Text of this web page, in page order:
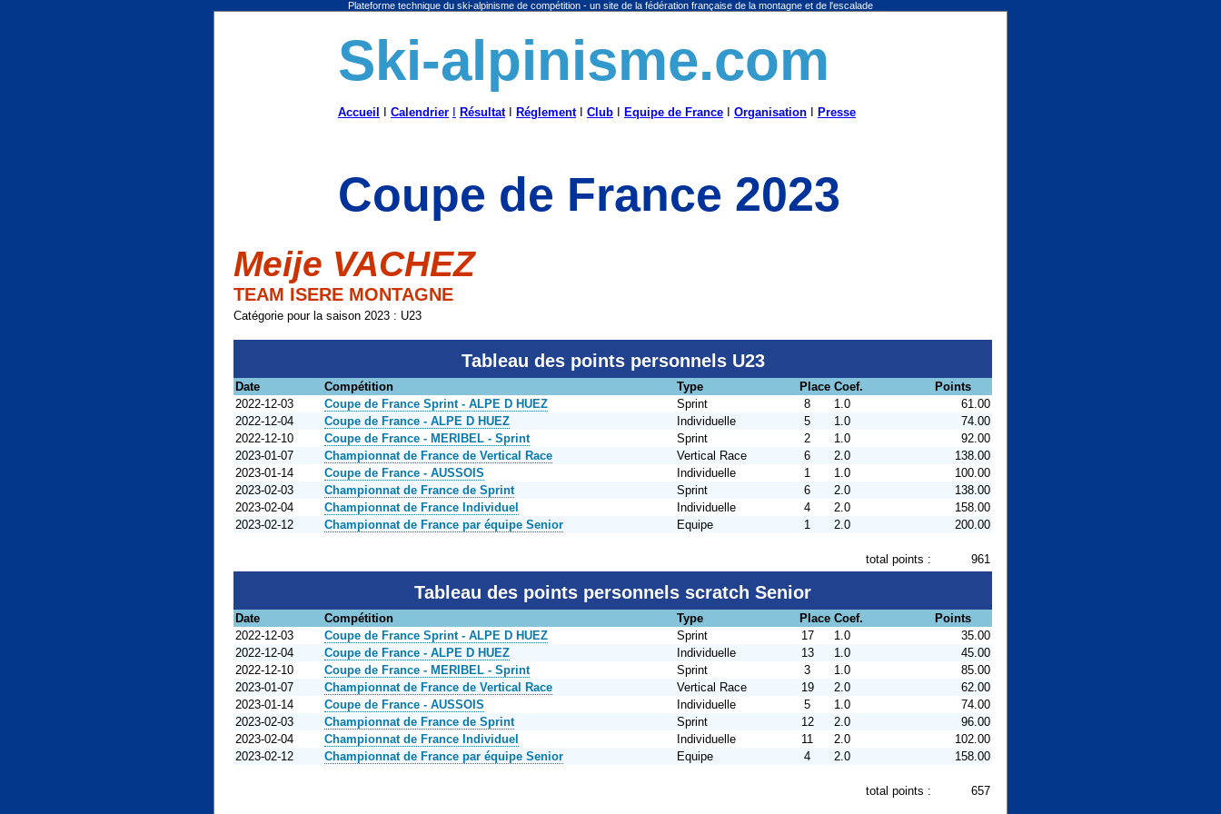
Plateforme technique du ski-alpinisme de compétition - un site de la fédération française de la montagne et de l'escalade
Ski-alpinisme.com
Accueil Calendrier RésultatI RéglementI Club Equipe de France Organisation Presse
Coupe de France 2023
Meije VACHEZ
TEAM ISERE MONTAGNE
Catégorie pour la saison 2023 : U23
Tableau des points personnels U23
Date Compétition Type Place Coef.
Points
2022-12-03
Coupe de France Sprint - ALPE D HUEZ Sprint 8 1.0
61.00
2022-12-04
Coupe de France - ALPE D HUEZ Individuelle 5 1.0
74.00
2022-12-10
Coupe de France - MERIBEL - Sprint Sprint 2 1.0
92.00
2023-01-07
Championnat de France de Vertical Race Vertical Race 6 2.0
138.00
2023-01-14
Coupe de France - AUSSOIS Individuelle 1 1.0
100.00
2023-02-03
Championnat de France de Sprint Sprint 6 2.0
138.00
2023-02-04
Championnat de France Individuel Individuelle 4 2.0
158.00
2023-02-12
Championnat de France par équipe Senior Equipe 1 2.0 200.00
total points : 961
Tableau des points personnels scratch Senior
Date Compétition Type Place Coef.
Points
2022-12-03
Coupe de France Sprint - ALPE D HUEZ Sprint 17 1.0
35.00
2022-12-04
Coupe de France - ALPE D HUEZ Individuelle 13 1.0
45.00
2022-12-10
Coupe de France - MERIBEL - Sprint Sprint 3 1.0
85.00
2023-01-07
Championnat de France de Vertical Race Vertical Race 19 2.0
62.00
2023-01-14
Coupe de France - AUSSOIS Individuelle 5 1.0
74.00
2023-02-03
Championnat de France de Sprint Sprint 12 2.0
96.00
2023-02-04
Championnat de France Individuel Individuelle 11 2.0
102.00
2023-02-12
Championnat de France par équipe Senior Equipe 4 2.0 158.00
total points : 657